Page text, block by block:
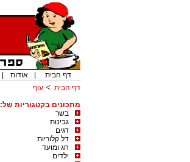
דף הבית
אודות
דף הבית
עוף
מתכונים בקטגוריות של:
בשר
גבינות
דגים
דל קלוריות
חג ומועד
ילדים